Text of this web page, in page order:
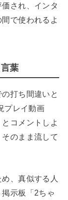
され、インタ
で使われるよ
葉
打ち間違いと
プレイ動画
コメントしよ
のまま流して
、真似する人
示板「2ちゃ